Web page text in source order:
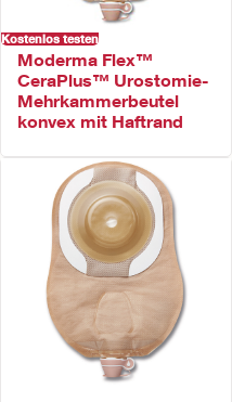
Kostenlos testen
Moderma Flex™
CeraPlus™ Urostomie-
Mehrkammerbeutel
konvex mit Haftrand